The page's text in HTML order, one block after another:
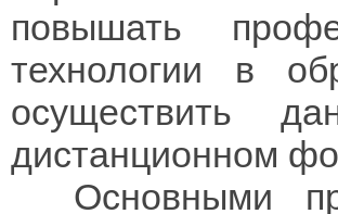
повышать
технологии в
осуществить
дистанционном
Основными